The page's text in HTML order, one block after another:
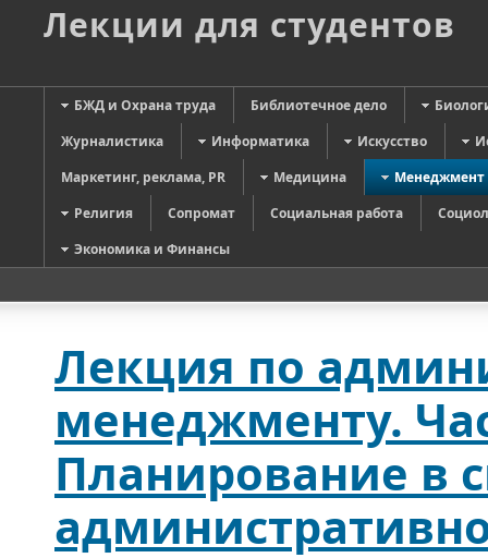
Лекции для студентов
БЖД и Охрана труда Библиотечное дело
Журналистика
Информатика Искусство
Маркетинг, реклама, PR
Медицина
Менеджмент
Религия
Сопромат Социальная работа
Экономика и Финансы
Лекция по
менеджменту.
Планирование в